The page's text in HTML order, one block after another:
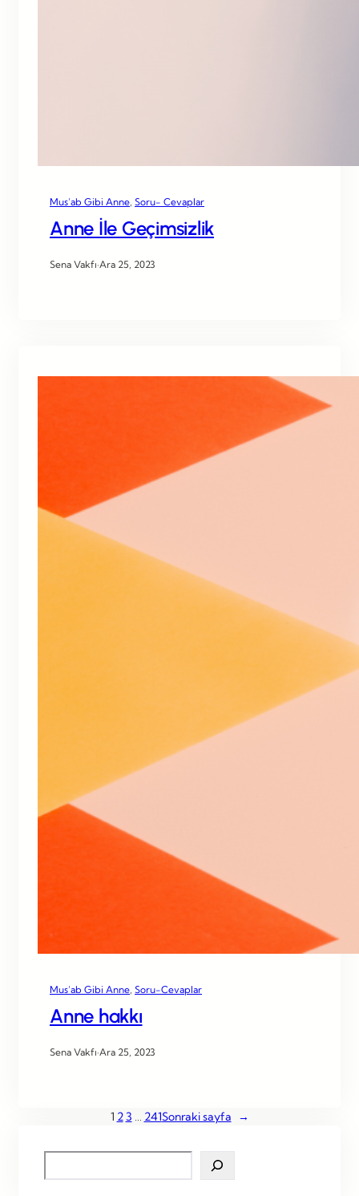
Mus’ab Gibi Anne Soru- Cevaplar
Anne İle Geçimsizlik
Sena Vakfı·Ara 25, 2023
Mus’ab Gibi Anne Soru-Cevaplar
Anne hakkı
Sena Vakfı·Ara 25, 2023
1 23 … 241Sonraki sayfa →
e